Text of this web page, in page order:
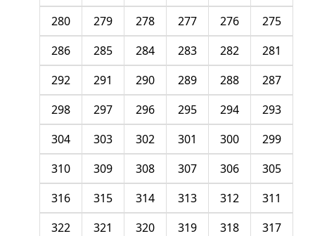
275
276
277
278
279
280
281
282
283
284
285
286
287
288
289
290
291
292
293
294
295
296
297
298
299
300
301
302
303
304
305
306
307
308
309
310
311
312
313
314
315
316
317
318
319
320
321
322